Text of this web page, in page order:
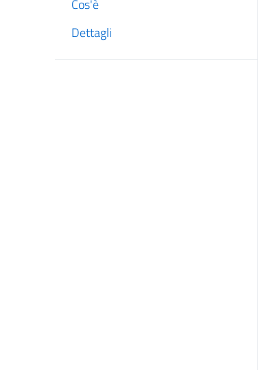
Cos'è
Dettagli